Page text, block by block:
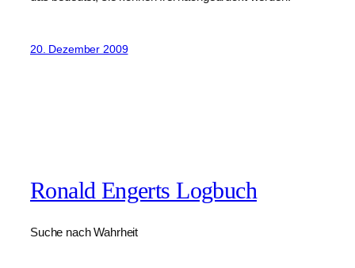
20. Dezember 2009
Ronald Engerts Logbuch
Suche nach Wahrheit